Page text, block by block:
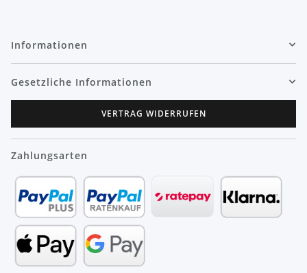
Informationen
Gesetzliche Informationen
VERTRAG WIDERRUFEN
Zahlungsarten